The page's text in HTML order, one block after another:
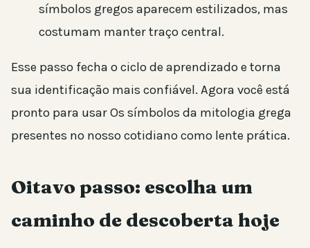
símbolos gregos aparecem estilizados, mas
costumam manter traço central.
Esse passo fecha o ciclo de aprendizado e torna
sua identificação mais confiável. Agora você está
pronto para usar Os símbolos da mitologia grega
presentes no nosso cotidiano como lente prática.
Oitavo passo: escolha um
caminho de descoberta hoje